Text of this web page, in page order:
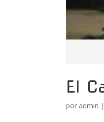
El
por admin |